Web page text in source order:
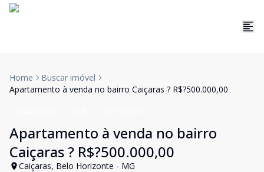
Home
Buscar imóvel
Apartamento à venda no bairro Caiçaras ? R$?500.000,00
Apartamento à venda no bairro
Caiçaras ? R$?500.000,00
Caiçaras, Belo Horizonte - MG